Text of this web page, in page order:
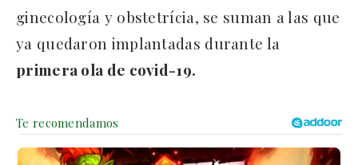
ginecología y obstetrícia, se suman a las que
ya quedaron implantadas durante la
primera ola de covid-19.